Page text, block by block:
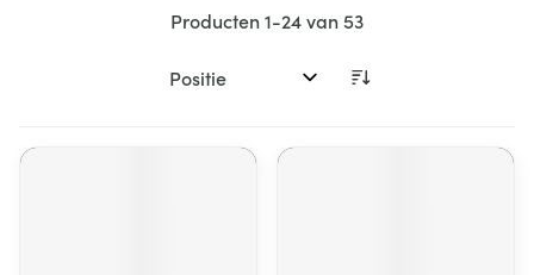
Producten1-24van53
Sorteer op: